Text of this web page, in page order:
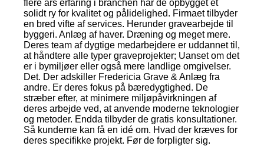
flere års erfaring i branchen har de opbygget et
solidt ry for kvalitet og pålidelighed. Firmaet tilbyder
en bred vifte af services. Herunder gravearbejde til
byggeri. Anlæg af haver. Dræning og meget mere.
Deres team af dygtige medarbejdere er uddannet til,
at håndtere alle typer graveprojekter; Uanset om det
er i bymiljøer eller også mere landlige omgivelser.
Det. Der adskiller Fredericia Grave & Anlæg fra
andre. Er deres fokus på bæredygtighed. De
stræber efter, at minimere miljøpåvirkningen af
deres arbejde ved, at anvende moderne teknologier
og metoder. Endda tilbyder de gratis konsultationer.
Så kunderne kan få en idé om. Hvad der kræves for
deres specifikke projekt. Før de forpligter sig.